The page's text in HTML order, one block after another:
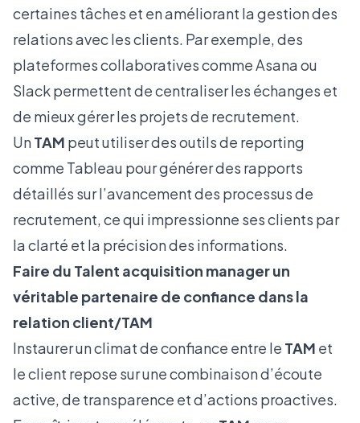
certaines tâches et en améliorant la gestion des
relations avec les clients. Par exemple, des
plateformes collaboratives comme Asana ou
Slack permettent de centraliser les échanges et
de mieux gérer les projets de recrutement.
UnTAM peut utiliser des outils de reporting
comme Tableau pour générer des rapports
détaillés sur l’avancement des processus de
recrutement, ce qui impressionne ses clients par
la clarté et la précision des informations.
Faire du Talent acquisition manager un
véritable partenaire de confiance dans la
relation client/TAM
Instaurer un climat de confiance entre le TAM et
le client repose sur une combinaison d’écoute
active, de transparence et d’actions proactives.